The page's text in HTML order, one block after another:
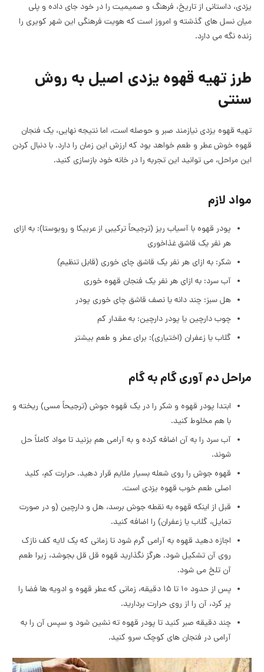
یزدی، داستانی از تاریخ، فرهنگ و صمیمیت را در خود جای داده و پلی
میان نسل های گذشته و امروز است که هویت فرهنگی این شهر کویری را
زنده نگه می دارد.
طرز تهیه قهوه یزدی اصیل به روش
سنتی
تهیه قهوه یزدی نیازمند صبر و حوصله است، اما نتیجه نهایی، یک فنجان
قهوه خوش عطر و طعم خواهد بود که ارزش این زمان را دارد. با دنبال کردن
این مراحل، می توانید این تجربه را در خانه خود بازسازی کنید.
مواد لازم
پودر قهوه با آسیاب ریز (ترجیحاً ترکیبی از عربیکا و روبوستا): به ازای
هر نفر یک قاشق غذاخوری
شکر: به ازای هر نفر یک قاشق چای خوری (قابل تنظیم)
آب سرد: به ازای هر نفر یک فنجان قهوه خوری
هل سبز: چند دانه یا نصف قاشق چای خوری پودر
چوب دارچین یا پودر دارچین: به مقدار کم
گلاب یا زعفران (اختیاری): برای عطر و طعم بیشتر
مراحل دم آوری گام به گام
ابتدا پودر قهوه و شکر را در یک قهوه جوش (ترجیحاً مسی) ریخته و
با هم مخلوط کنید.
آب سرد را به آن اضافه کرده و به آرامی هم بزنید تا مواد کاملاً حل
شوند.
قهوه جوش را روی شعله بسیار ملایم قرار دهید. حرارت کم، کلید
اصلی طعم خوب قهوه یزدی است.
قبل از اینکه قهوه به نقطه جوش برسد، هل و دارچین (و در صورت
تمایل، گلاب یا زعفران) را اضافه کنید.
اجازه دهید قهوه به آرامی گرم شود تا زمانی که یک لایه کف نازک
روی آن تشکیل شود. هرگز نگذارید قهوه قل قل بجوشد، زیرا طعم
آن تلخ می شود.
پس از حدود ۱۰ تا ۱۵ دقیقه، زمانی که عطر قهوه و ادویه ها فضا را
پر کرد، آن را از روی حرارت بردارید.
چند دقیقه صبر کنید تا پودر قهوه ته نشین شود و سپس آن را به
آرامی در فنجان های کوچک سرو کنید.